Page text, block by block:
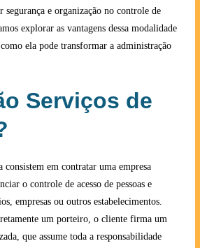
segurança e organização no controle de
explorar as vantagens dessa modalidade
ela pode transformar a administração
Serviços de
consistem em contratar uma empresa
o controle de acesso de pessoas e
empresas ou outros estabelecimentos.
um porteiro, o cliente firma um
que assume toda a responsabilidade